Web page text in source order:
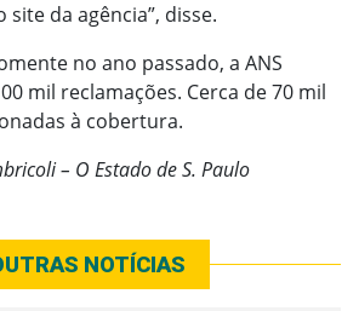
da agência”, disse.
no ano passado, a ANS
mil reclamações. Cerca de 70 mil
à cobertura.
– O Estado de S. Paulo
NOTÍCIAS